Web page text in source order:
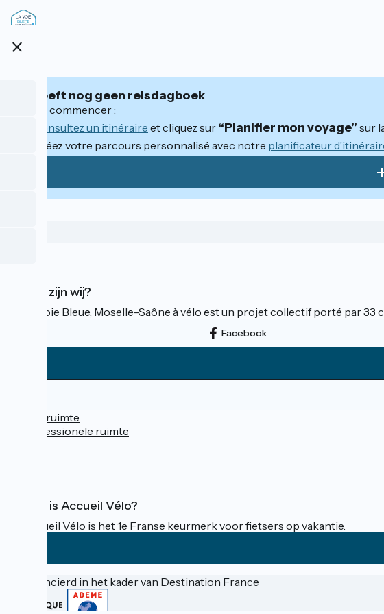
Overslaan
en
close
U heeft nog geen reisdagboek
Pour commencer :
Consultez un itinéraire et cliquez sur “Planifier mon voyage” sur
Créez votre parcours personnalisé avec notre planificateur
Wie zijn wij?
La Voie Bleue, Moselle-Saône à vélo est un projet collectif porté par 33
Facebook
Persruimte
Professionele ruimte
Wat is Accueil Vélo?
Accueil Vélo is het 1e Franse keurmerk voor fietsers op vakantie.
Gefinancierd in het kader van Destination France